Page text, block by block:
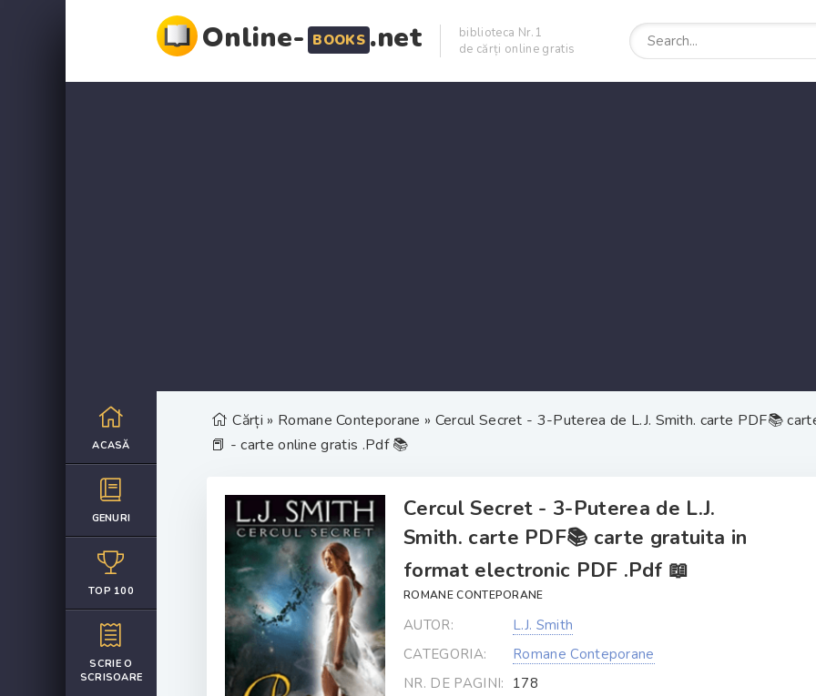
Online- BOOKS .net
biblioteca Nr.1
de cărți online gratis
ACASĂ
GENURI
TOP 100
SCRIE O
SCRISOARE
Cărți » Romane Conteporane » Cercul Secret - 3-Puterea de L.J. Smith. carte PDF📚
📕 - carte online gratis .Pdf 📚
Cercul Secret - 3-Puterea de L.J.
Smith. carte PDF📚 carte gratuita in
format electronic PDF .Pdf 📖
ROMANE CONTEPORANE
AUTOR:
L.J. Smith
CATEGORIA:
Romane Conteporane
NR. DE PAGINI: 178